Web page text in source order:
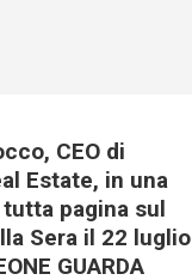
CEO di
Estate, in una
pagina sul
Sera il 22 luglio
GUARDA